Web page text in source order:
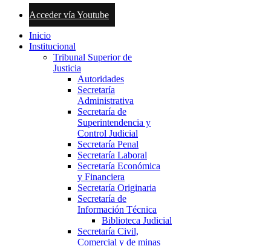
Acceder vía Youtube
Inicio
Institucional
Tribunal Superior de
Justicia
Autoridades
Secretaría
Administrativa
Secretaría de
Superintendencia y
Control Judicial
Secretaría Penal
Secretaría Laboral
Secretaría Económica
y Financiera
Secretaría Originaria
Secretaría de
Información Técnica
Biblioteca Judicial
Secretaría Civil,
Comercial y de minas